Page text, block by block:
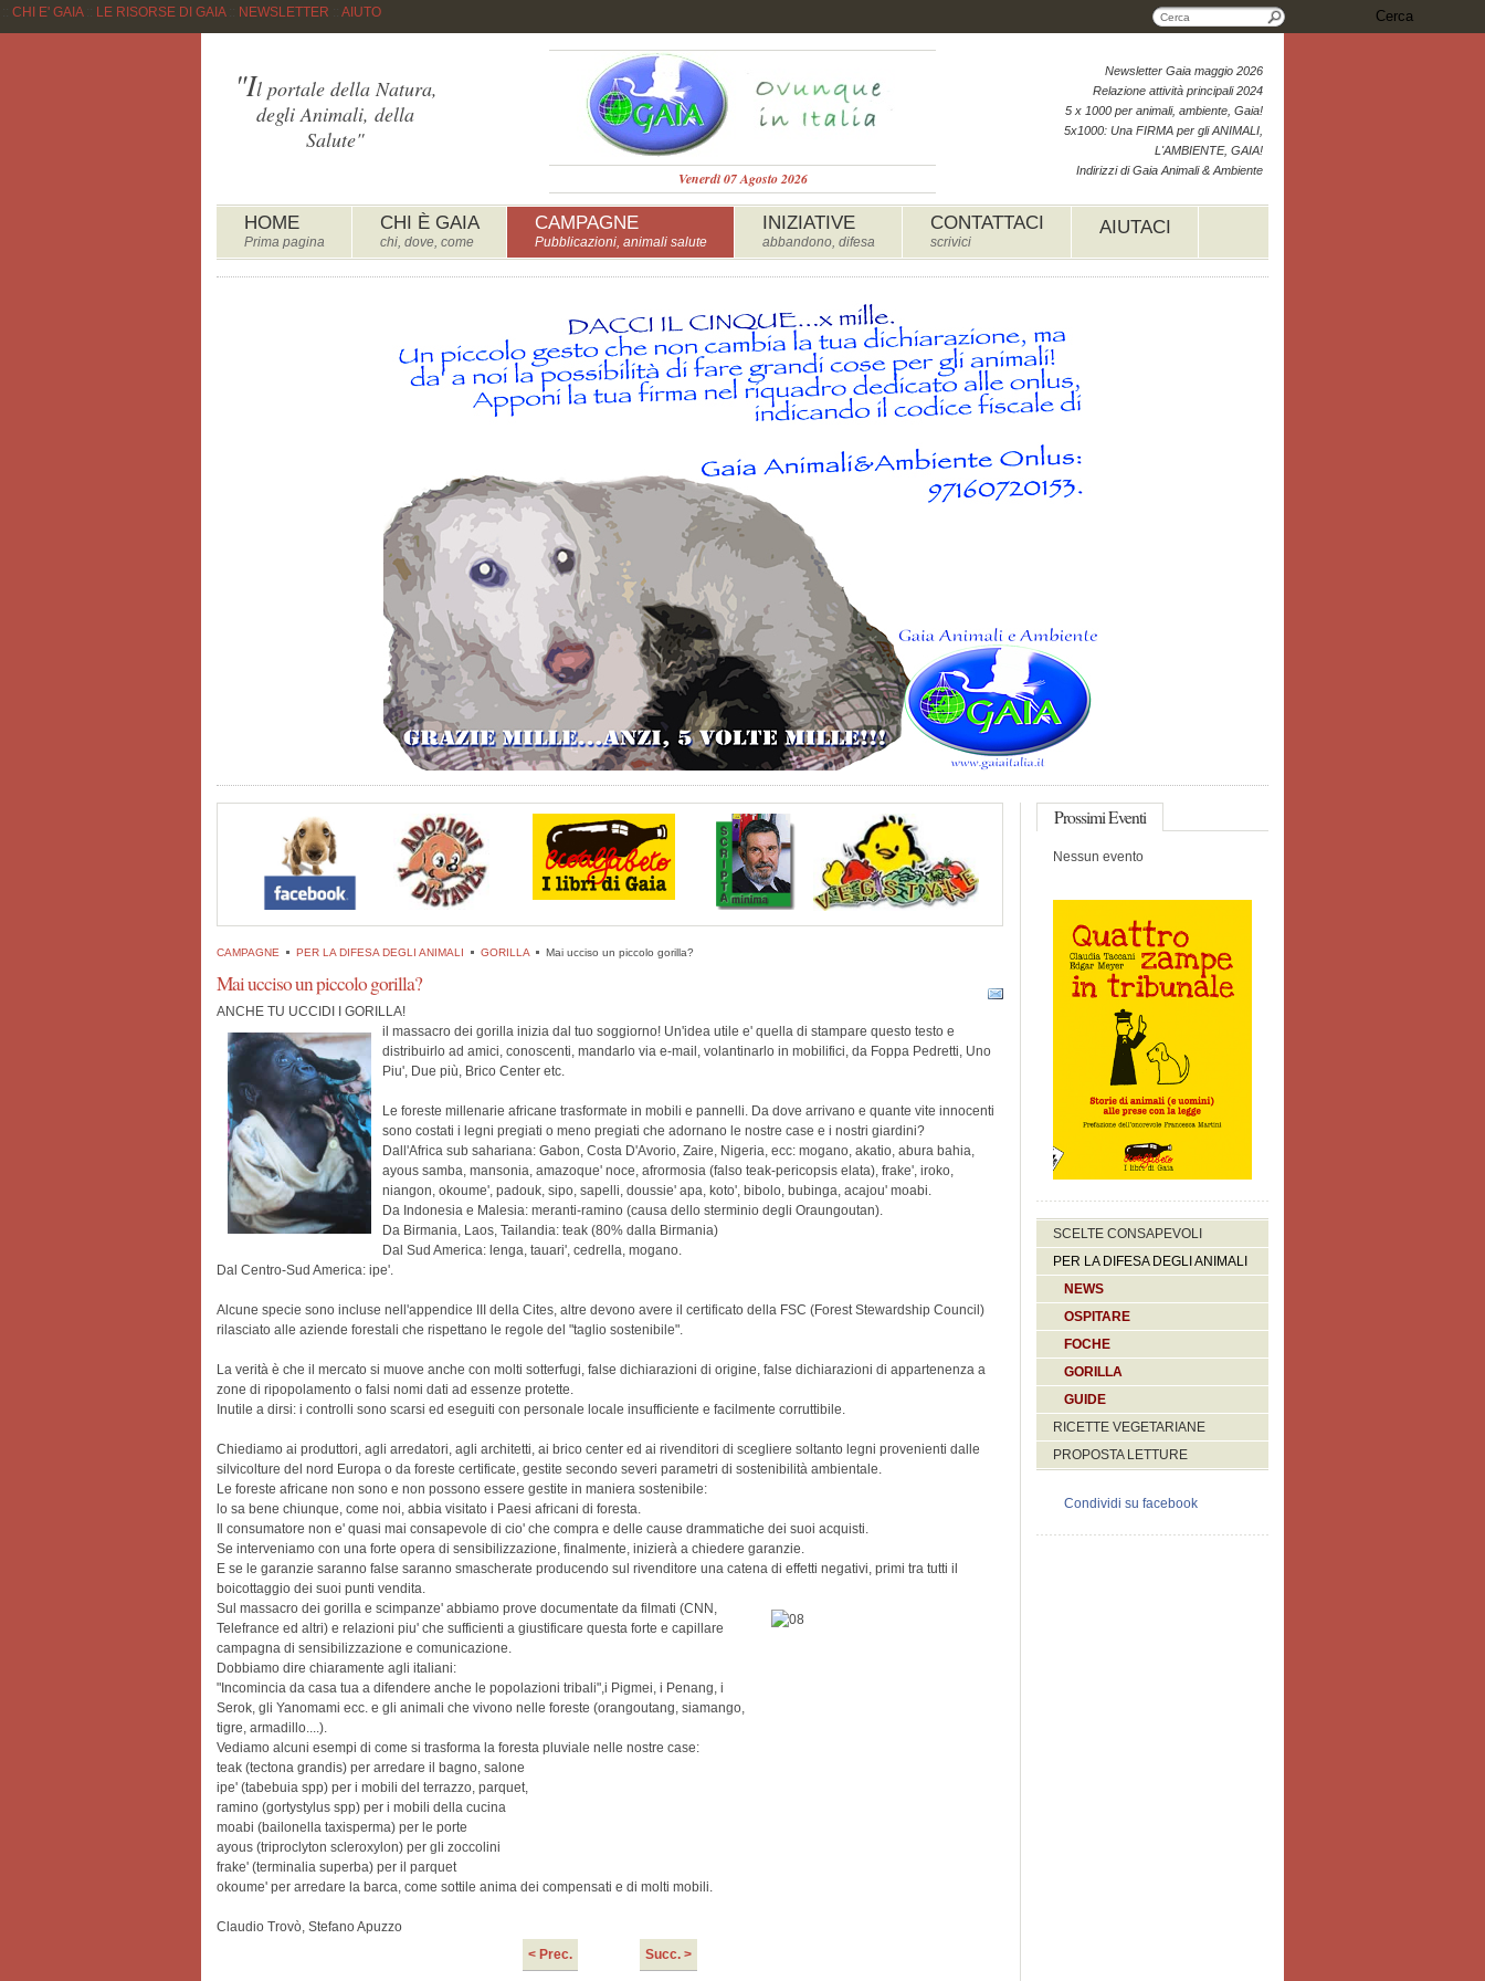
CHI E' GAIA:: LE RISORSE DI GAIA:: NEWSLETTER AIUTO
Venerdì 07 Agosto 2026
HOME
Prima pagina
CHI È GAIA
chi, dove, come
CAMPAGNE
Pubblicazioni, animali salute
INIZIATIVE
abbandono, difesa
CONTATTACI
scrivici
AIUTACI
Cerca
"Il portale della Natura,
degli Animali, della
Salute"
Newsletter Gaia maggio 2026
Relazione attività principali 2024
5 x 1000 per animali, ambiente, Gaia!
5x1000: Una FIRMA per gli ANIMALI,
L'AMBIENTE, GAIA!
Indirizzi di Gaia Animali & Ambiente
ProssimiEventi
Nessun evento
SCELTE CONSAPEVOLI
PER LA DIFESA DEGLI ANIMALI
NEWS
OSPITARE
FOCHE
GORILLA
GUIDE
RICETTE VEGETARIANE
PROPOSTA LETTURE
Condividi su facebook
CAMPAGNE PER LA DIFESA DEGLI ANIMALI GORILLA Mai ucciso un piccolo gorilla?
Mai ucciso un piccolo gorilla?
ANCHE TU UCCIDI I GORILLA!
il massacro dei gorilla inizia dal tuo soggiorno! Un'idea utile e' quella di stampare questo testo e
distribuirlo ad amici, conoscenti, mandarlo via e-mail, volantinarlo in mobilifici, da Foppa Pedretti, Uno
Piu', Due più, Brico Center etc.
Le foreste millenarie africane trasformate in mobili e pannelli. Da dove arrivano e quante vite innocenti
sono costati i legni pregiati o meno pregiati che adornano le nostre case e i nostri giardini?
Dall'Africa sub sahariana: Gabon, Costa D'Avorio, Zaire, Nigeria, ecc: mogano, akatio, abura bahia,
ayous samba, mansonia, amazoque' noce, afrormosia (falso teak-pericopsis elata), frake', iroko,
niangon, okoume', padouk, sipo, sapelli, doussie' apa, koto', bibolo, bubinga, acajou' moabi.
Da Indonesia e Malesia: meranti-ramino (causa dello sterminio degli Oraungoutan).
Da Birmania, Laos, Tailandia: teak (80% dalla Birmania)
Dal Sud America: lenga, tauari', cedrella, mogano.
Dal Centro-Sud America: ipe'.
Alcune specie sono incluse nell'appendice III della Cites, altre devono avere il certificato della FSC (Forest Stewardship Council)
rilasciato alle aziende forestali che rispettano le regole del "taglio sostenibile".
La verità è che il mercato si muove anche con molti sotterfugi, false dichiarazioni di origine, false dichiarazioni di appartenenza a
zone di ripopolamento o falsi nomi dati ad essenze protette.
Inutile a dirsi: i controlli sono scarsi ed eseguiti con personale locale insufficiente e facilmente corruttibile.
Chiediamo ai produttori, agli arredatori, agli architetti, ai brico center ed ai rivenditori di scegliere soltanto legni provenienti dalle
silvicolture del nord Europa o da foreste certificate, gestite secondo severi parametri di sostenibilità ambientale.
Le foreste africane non sono e non possono essere gestite in maniera sostenibile:
lo sa bene chiunque, come noi, abbia visitato i Paesi africani di foresta.
Il consumatore non e' quasi mai consapevole di cio' che compra e delle cause drammatiche dei suoi acquisti.
Se interveniamo con una forte opera di sensibilizzazione, finalmente, inizierà a chiedere garanzie.
E se le garanzie saranno false saranno smascherate producendo sul rivenditore una catena di effetti negativi, primi tra tutti il
boicottaggio dei suoi punti vendita.
Sul massacro dei gorilla e scimpanze' abbiamo prove documentate da filmati (CNN,
Telefrance ed altri) e relazioni piu' che sufficienti a giustificare questa forte e capillare
campagna di sensibilizzazione e comunicazione.
Dobbiamo dire chiaramente agli italiani:
"Incomincia da casa tua a difendere anche le popolazioni tribali",i Pigmei, i Penang, i
Serok, gli Yanomami ecc. e gli animali che vivono nelle foreste (orangoutang, siamango,
tigre, armadillo....).
Vediamo alcuni esempi di come si trasforma la foresta pluviale nelle nostre case:
teak (tectona grandis) per arredare il bagno, salone
ipe' (tabebuia spp) per i mobili del terrazzo, parquet,
ramino (gortystylus spp) per i mobili della cucina
moabi (bailonella taxisperma) per le porte
ayous (triproclyton scleroxylon) per gli zoccolini
frake' (terminalia superba) per il parquet
okoume' per arredare la barca, come sottile anima dei compensati e di molti mobili.
Claudio Trovò, Stefano Apuzzo
< Prec.
Succ. >